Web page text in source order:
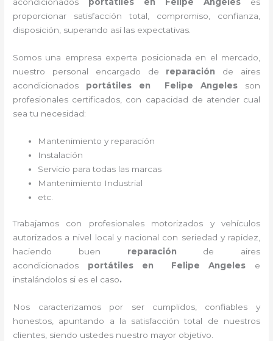
proporcionar satisfacción total, compromiso, confianza,
disposición, superando así las expectativas.
Somos una empresa experta posicionada en el mercado,
nuestro personal encargado de reparación de aires
acondicionados portátilesen Felipe Angeles
son
profesionales certificados, con capacidad de atender cual
sea tu necesidad:
Mantenimiento y reparación
Instalación
Servicio para todas las marcas
Mantenimiento Industrial
etc.
Trabajamos con profesionales motorizados y vehículos
autorizados a nivel local y nacional con seriedad y rapidez,
haciendo buen reparación de aires
acondicionados portátilesen Felipe Angeles e
instalándolos si es el caso.
Nos caracterizamos por ser cumplidos, confiables y
honestos, apuntando a la satisfacción total de nuestros
clientes, siendo ustedes nuestro mayor objetivo.